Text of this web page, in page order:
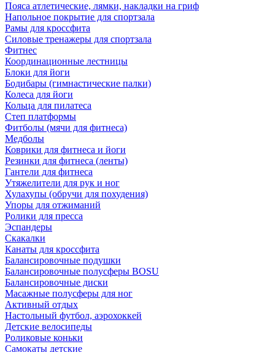
Пояса атлетические, лямки, накладки на гриф
Напольное покрытие для спортзала
Рамы для кроссфита
Силовые тренажеры для спортзала
Фитнес
Координационные лестницы
Блоки для йоги
Бодибары (гимнастические палки)
Колеса для йоги
Кольца для пилатеса
Степ платформы
Фитболы (мячи для фитнеса)
Медболы
Коврики для фитнеса и йоги
Резинки для фитнеса (ленты)
Гантели для фитнеса
Утяжелители для рук и ног
Хулахупы (обручи для похудения)
Упоры для отжиманий
Ролики для пресса
Эспандеры
Скакалки
Канаты для кроссфита
Балансировочные подушки
Балансировочные полусферы BOSU
Балансировочные диски
Масажные полусферы для ног
Активный отдых
Настольный футбол, аэрохоккей
Детские велосипеды
Роликовые коньки
Самокаты детские